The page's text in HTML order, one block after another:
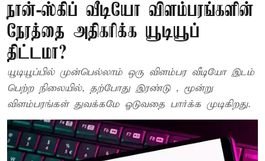
நான்-ஸ்கிப் வீடியோ விளம்பரங்களின்
நேரத்தை அதிகரிக்க யூடியூப்
திட்டமா?
யூடியூப்பில் முன்பெல்லாம் ஒரு விளம்பர வீடியோ இடம்
பெற்ற நிலையில், தற்போது இரண்டு , மூன்று
விளம்பரங்கள் துவக்கமே ஓடுவதை பார்க்க முடிகிறது.